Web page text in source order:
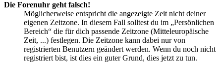
Die Forenuhr geht falsch!
Möglicherweise entspricht die angezeigte Zeit nicht deiner
eigenen Zeitzone. In diesem Fall solltest du im „Persönlichen
Bereich“ die für dich passende Zeitzone (Mitteleuropäische
Zeit, ...) festlegen. Die Zeitzone kann dabei nur von
registrierten Benutzern geändert werden. Wenn du noch nicht
registriert bist, ist dies ein guter Grund, dies jetzt zu tun.